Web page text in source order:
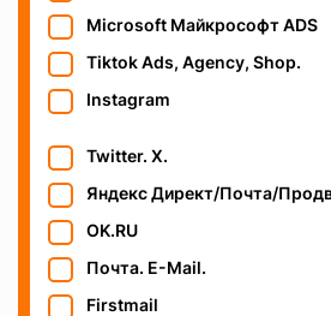
Microsoft Майкрософт ADS
Tiktok Ads, Agency, Shop.
Instagram
Twitter. X.
Яндекс Директ/Почта/
OK.RU
Почта. E-Mail.
Firstmail